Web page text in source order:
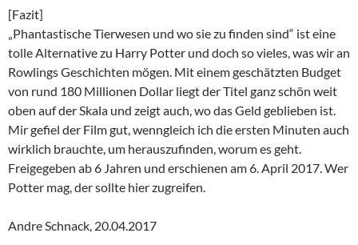
[Fazit]
„Phantastische Tierwesen und wo sie zu finden sind“ ist eine
tolle Alternative zu Harry Potter und doch so vieles, was wir an
Rowlings Geschichten mögen. Mit einem geschätzten Budget
von rund 180 Millionen Dollar liegt der Titel ganz schön weit
oben auf der Skala und zeigt auch, wo das Geld geblieben ist.
Mir gefiel der Film gut, wenngleich ich die ersten Minuten auch
wirklich brauchte, um herauszufinden, worum es geht.
Freigegeben ab 6 Jahren und erschienen am 6. April 2017. Wer
Potter mag, der sollte hier zugreifen.
Andre Schnack, 20.04.2017